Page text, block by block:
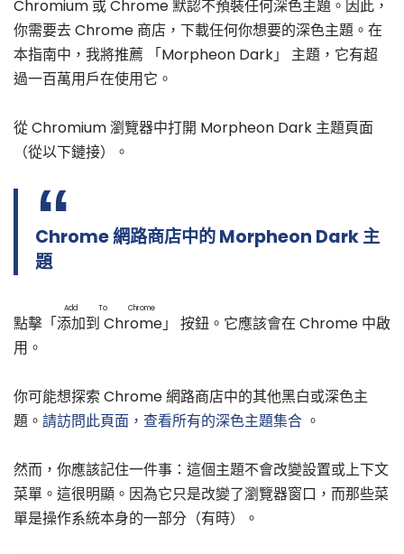
Chromium 或 Chrome 默認不預裝任何深色主題。因此，
你需要去 Chrome 商店，下載任何你想要的深色主題。在
本指南中，我將推薦 「Morpheon Dark」 主題，它有超
過一百萬用戶在使用它。
從 Chromium 瀏覽器中打開 Morpheon Dark 主題頁面
（從以下鏈接）。
Chrome 網路商店中的 Morpheon Dark 主
題
點擊「添加到 Chrome
Add To Chrome
」 按鈕。它應該會在 Chrome 中啟
用。
你可能想探索 Chrome 網路商店中的其他黑白或深色主
題。 請訪問此頁面，查看所有的深色主題集合 。
然而，你應該記住一件事：這個主題不會改變設置或上下文
菜單。這很明顯。因為它只是改變了瀏覽器窗口，而那些菜
單是操作系統本身的一部分（有時）。